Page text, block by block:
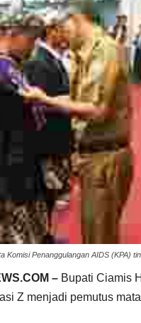
Komisi Penanggulangan AIDS (KPA)
–Bupati Ciamis
Z menjadi pemutus